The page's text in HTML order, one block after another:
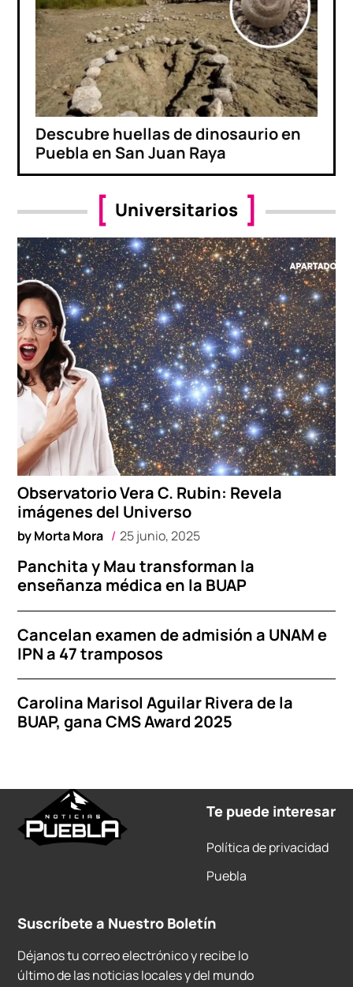
Descubre huellas de dinosaurio en
Puebla en San Juan Raya
Universitarios
Observatorio Vera C. Rubin: Revela
imágenes del Universo
byMorta Mora 25 junio, 2025
Panchita y Mau transforman la
enseñanza médica en la BUAP
Cancelan examen de admisión a UNAM e
IPN a 47 tramposos
Carolina Marisol Aguilar Rivera de la
BUAP, gana CMS Award 2025
Te puede interesar
Política de privacidad
Puebla
Suscríbete a Nuestro Boletín
Déjanos tu correo electrónico y recibe lo
último de las noticias locales y del mundo